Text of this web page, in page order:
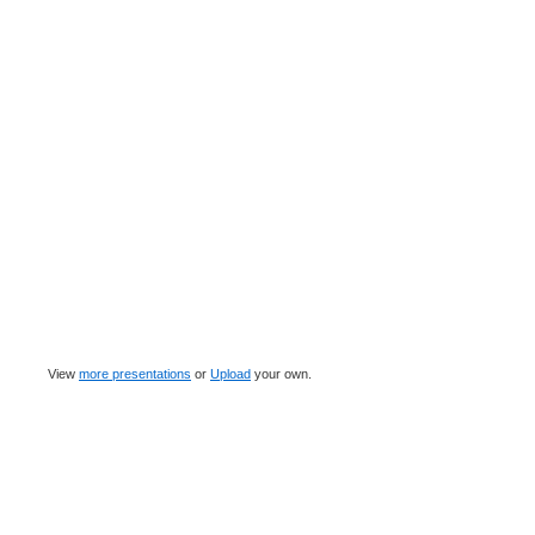
View more presentations or Upload your own.